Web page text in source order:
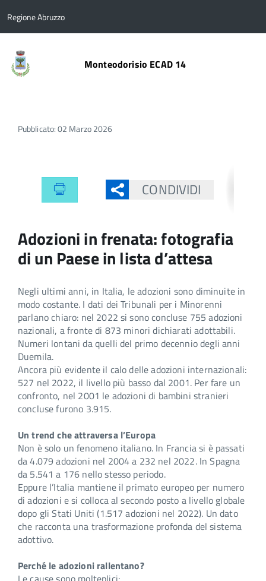
Regione Abruzzo
Monteodorisio ECAD 14
Pubblicato: 02 Marzo 2026
CONDIVIDI
Adozioni in frenata: fotografia
di un Paese in lista d’attesa
Negli ultimi anni, in Italia, le adozioni sono diminuite in
modo costante. I dati dei Tribunali per i Minorenni
parlano chiaro: nel 2022 si sono concluse 755 adozioni
nazionali, a fronte di 873 minori dichiarati adottabili.
Numeri lontani da quelli del primo decennio degli anni
Duemila.
Ancora più evidente il calo delle adozioni internazionali:
527 nel 2022, il livello più basso dal 2001. Per fare un
confronto, nel 2001 le adozioni di bambini stranieri
concluse furono 3.915.
Un trend che attraversa l’Europa
Non è solo un fenomeno italiano. In Francia si è passati
da 4.079 adozioni nel 2004 a 232 nel 2022. In Spagna
da 5.541 a 176 nello stesso periodo.
Eppure l’Italia mantiene il primato europeo per numero
di adozioni e si colloca al secondo posto a livello globale
dopo gli Stati Uniti (1.517 adozioni nel 2022). Un dato
che racconta una trasformazione profonda del sistema
adottivo.
Perché le adozioni rallentano?